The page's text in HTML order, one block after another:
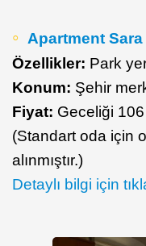
Apartment Sara
Özellikler: Park
Konum: Şehir
Fiyat: Geceliği
(Standart oda için
alınmıştır.)
Detaylı bilgi için